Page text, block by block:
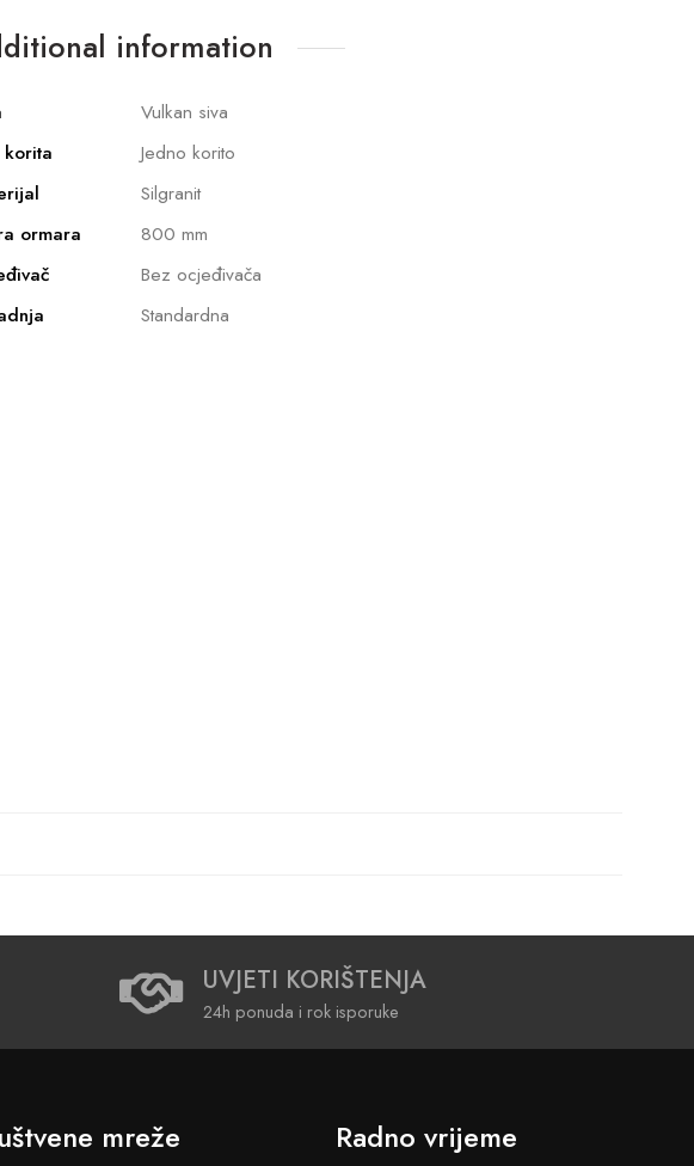
information
Vulkan siva
korita
Jedno korito
Silgranit
ormara
800 mm
Bez ocjeđivača
Standardna
UVJETI KORIŠTENJA
24h ponuda i rok isporuke
mreže Radno vrijeme